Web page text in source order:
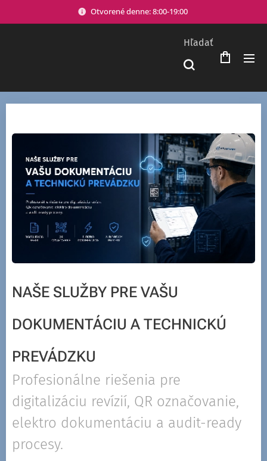
Otvorené denne: 8:00-19:00
Hľadať
NAŠE SLUŽBY PRE VAŠU
DOKUMENTÁCIU A TECHNICKÚ
PREVÁDZKU
Profesionálne riešenia pre
digitalizáciu revízií, QR označovanie,
elektro dokumentáciu a audit-ready
procesy.